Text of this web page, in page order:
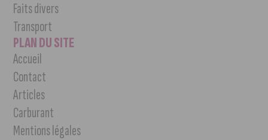
Faits divers
Transport
PLAN DU SITE
Accueil
Contact
Articles
Carburant
Mentions légales